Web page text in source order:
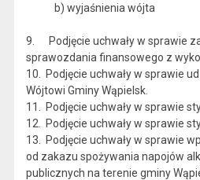
b) wyjaśnienia wójta
9. Podjęcie uchwały w sprawie
sprawozdania finansowego z
10. Podjęcie uchwały w sprawie
Wójtowi Gminy Wąpielsk.
11. Podjęcie uchwały w sprawie
12. Podjęcie uchwały w sprawie
13. Podjęcie uchwały w sprawie
od zakazu spożywania napojów
publicznych na terenie gminy